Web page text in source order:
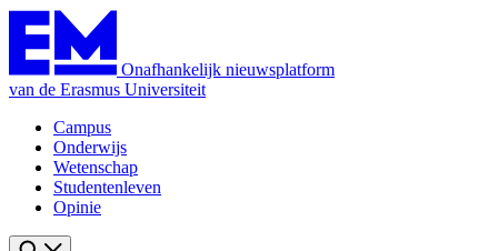
Onafhankelijk nieuwsplatform
van de Erasmus Universiteit
Campus
Onderwijs
Wetenschap
Studentenleven
Opinie